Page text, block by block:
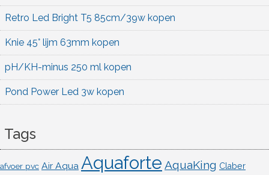
Retro Led Bright T5 85cm/39w kopen
Knie 45° lijm 63mm kopen
pH/KH-minus 250 ml kopen
Pond Power Led 3w kopen
Tags
afvoer pvc Air Aqua Aquaforte AquaKing Claber